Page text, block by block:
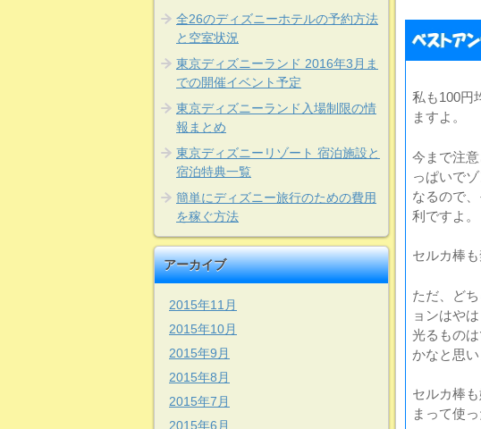
私も100円
ますよ。
今まで注
っぱいで
なるので
利ですよ。
セルカ棒
ただ、ど
ョンはや
光るもの
かなと思い
セルカ棒
まって使
全26のディズニーホテルの予約方法
と空室状況
東京ディズニーランド 2016年3月ま
での開催イベント予定
東京ディズニーランド入場制限の情
報まとめ
東京ディズニーリゾート 宿泊施設と
宿泊特典一覧
簡単にディズニー旅行のための費用
を稼ぐ方法
アーカイブ
2015年11月
2015年10月
2015年9月
2015年8月
2015年7月
2015年6月